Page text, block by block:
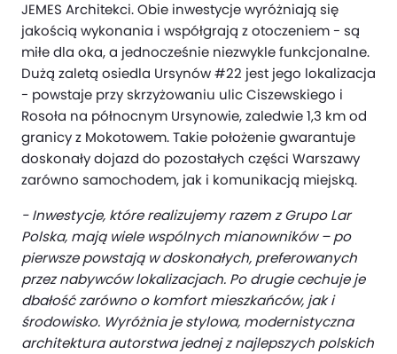
JEMES Architekci. Obie inwestycje wyróżniają się
jakością wykonania i współgrają z otoczeniem - są
miłe dla oka, a jednocześnie niezwykle funkcjonalne.
Dużą zaletą osiedla Ursynów #22 jest jego lokalizacja
- powstaje przy skrzyżowaniu ulic Ciszewskiego i
Rosoła na północnym Ursynowie, zaledwie 1,3 km od
granicy z Mokotowem. Takie położenie gwarantuje
doskonały dojazd do pozostałych części Warszawy
zarówno samochodem, jak i komunikacją miejską.
- Inwestycje, które realizujemy razem z Grupo Lar
Polska, mają wiele wspólnych mianowników – po
pierwsze powstają w doskonałych, preferowanych
przez nabywców lokalizacjach. Po drugie cechuje je
dbałość zarówno o komfort mieszkańców, jak i
środowisko. Wyróżnia je stylowa, modernistyczna
architektura autorstwa jednej z najlepszych polskich